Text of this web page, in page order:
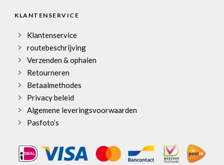
KLANTENSERVICE
Klantenservice
routebeschrijving
Verzenden & ophalen
Retourneren
Betaalmethodes
Privacy beleid
Algemene leveringsvoorwaarden
Pasfoto’s